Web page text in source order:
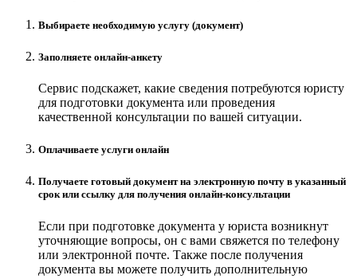
Выбираете необходимую услугу (документ)
Заполняете онлайн-анкету
Сервис подскажет, какие сведения потребуются юристу
для подготовки документа или проведения
качественной консультации по вашей ситуации.
Оплачиваете услуги онлайн
Получаете готовый документ на электронную почту в указанный
срок или ссылку для получения онлайн-консультации
Если при подготовке документа у юриста возникнут
уточняющие вопросы, он с вами свяжется по телефону
или электронной почте. Также после получения
документа вы можете получить дополнительную